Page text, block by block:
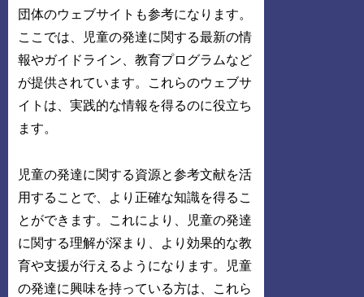
団体のウェブサイトも参考になります。
ここでは、児童の発達に関する最新の情
報やガイドライン、教育プログラムなど
が提供されています。これらのウェブサ
イトは、実践的な情報を得るのに役立ち
ます。
児童の発達に関する資源と参考文献を活
用することで、より正確な知識を得るこ
とができます。これにより、児童の発達
に関する理解が深まり、より効果的な教
育や支援が行えるようになります。児童
の発達に興味を持っている方は、これら